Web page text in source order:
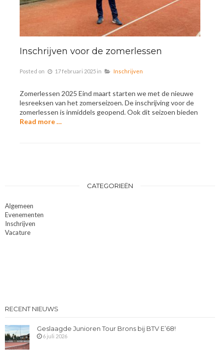
Inschrijven voor de zomerlessen
Posted on 17 februari 2025 in Inschrijven
Zomerlessen 2025 Eind maart starten we met de nieuwe
lesreeksen van het zomerseizoen. De inschrijving voor de
zomerlessen is inmiddels geopend. Ook dit seizoen bieden
Read more …
CATEGORIEËN
Algemeen
Evenementen
Inschrijven
Vacature
RECENT NIEUWS
Geslaagde Junioren Tour Brons bij BTV E’68!
6 juli 2026